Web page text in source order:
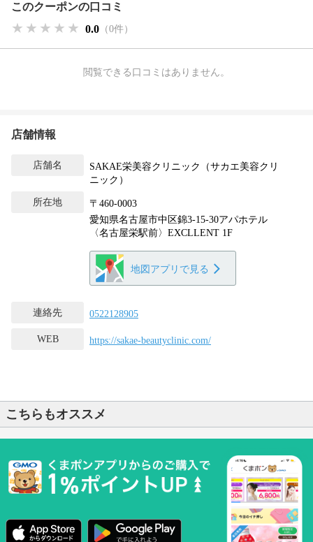
このクーポンの口コミ
★★★★★
★★★★★
★★★★★ 0.0 （0件）
閲覧できる口コミはありません。
店舗情報
店舗名
SAKAE栄美容クリニック（サカエ美容クリ
ニック）
所在地
〒460-0003
愛知県名古屋市中区錦3-15-30アパホテル
〈名古屋栄駅前〉EXCLLENT 1F
地図アプリで見る
連絡先 0522128905
WEB https://sakae-beautyclinic.com/
こちらもオススメ